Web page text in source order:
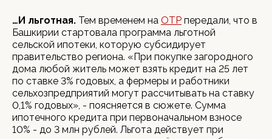
…И льготная. Тем временем на ОТР передали, что в
Башкирии стартовала программа льготной
сельской ипотеки, которую субсидирует
правительство региона. «При покупке загородного
дома любой житель может взять кредит на 25 лет
по ставке 3% годовых, а фермеры и работники
сельхозпредприятий могут рассчитывать на ставку
0,1% годовых», - поясняется в сюжете. Сумма
ипотечного кредита при первоначальном взносе
10% - до 3 млн рублей. Льгота действует при